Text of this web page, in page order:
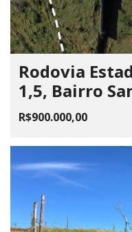
Rodovia
1,5, Bairro
R$900.000,00